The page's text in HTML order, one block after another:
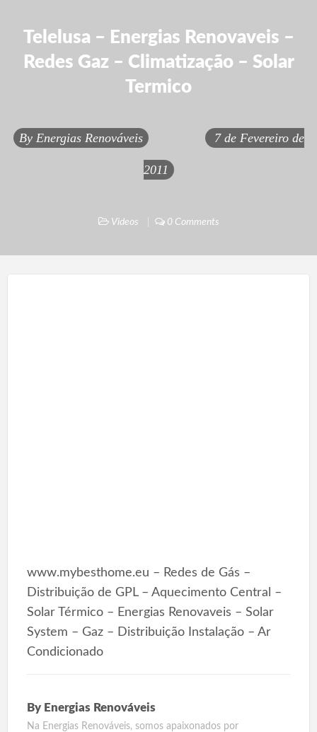
Telelusa – Energias Renovaveis –
Redes Gaz – Climatização – Solar
Termico
By Energias Renováveis 7 de Fevereiro de
2011
Videos 0 Comments
www.mybesthome.eu – Redes de Gás –
Distribuição de GPL – Aquecimento Central –
Solar Térmico – Energias Renovaveis – Solar
System – Gaz – Distribuição Instalação – Ar
Condicionado
By Energias Renováveis
Na Energias Renováveis, somos apaixonados por